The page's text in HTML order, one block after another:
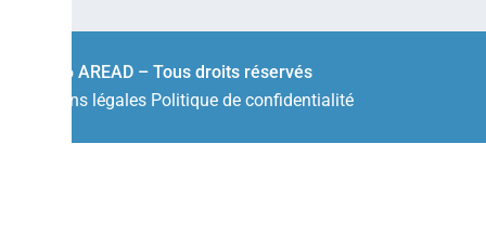
© 2026 AREAD – Tous droits réservés
Mentions légales Politique de confidentialité